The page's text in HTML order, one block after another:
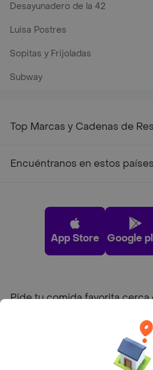
Desayunadero de la 42
Luisa Postres
Sopitas y Frijoladas
Subway
Top Marcas y Cadenas de
Encuéntranos en estos países
App Store Google
Pide tu comida favorita cerca